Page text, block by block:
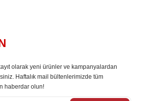
olarak yeni ürünler ve kampanyalardan
Haftalık mail bültenlerimizde tüm
haberdar olun!